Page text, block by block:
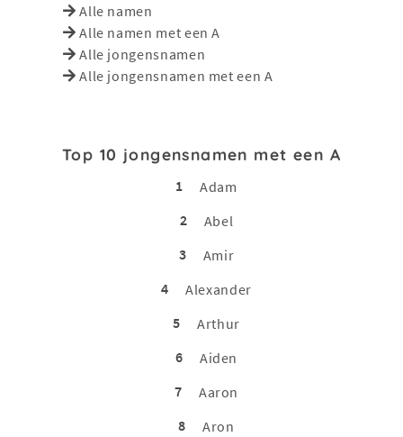
Alle namen
Alle namen met een A
Alle jongensnamen
Alle jongensnamen met een A
Top 10 jongensnamen met een A
1
Adam
2
Abel
3
Amir
4
Alexander
5
Arthur
6
Aiden
7
Aaron
8
Aron